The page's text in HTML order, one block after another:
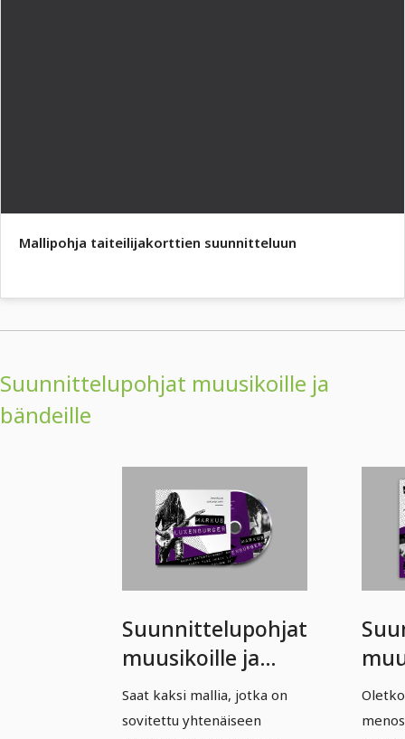
Mallipohja taiteilijakorttien suunnitteluun
Suunnittelupohjat muusikoille ja
bändeille
Suunnittelupohjat
muusikoille ja
bändeille – Vol. 1:
CD-kansi, CD-tagi
Saat kaksi mallia, jotka on
sovitettu yhtenäiseen